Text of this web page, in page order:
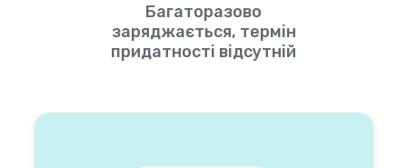
Багаторазово
заряджається, термін
придатності відсутній